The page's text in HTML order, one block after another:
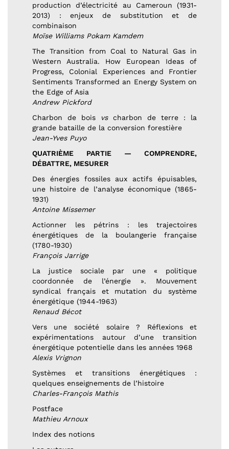
production d’électricité au Cameroun (1931-
2013) : enjeux de substitution et de
combinaison
Moïse Williams Pokam Kamdem
The Transition from Coal to Natural Gas in
Western Australia. How European Ideas of
Progress, Colonial Experiences and Frontier
Sentiments Transformed an Energy System on
the Edge of Asia
Andrew Pickford
Charbon de bois
vscharbon de terre : la
grande bataille de la conversion forestière
Jean-Yves Puyo
QUATRIÈME PARTIE — COMPRENDRE,
DÉBATTRE, MESURER
Des énergies fossiles aux actifs épuisables,
une histoire de l’analyse économique (1865-
1931)
Antoine Missemer
Actionner les pétrins : les trajectoires
énergétiques de la boulangerie française
(1780-1930)
François Jarrige
La justice sociale par une « politique
coordonnée de l’énergie ». Mouvement
syndical français et mutation du système
énergétique (1944-1963)
Renaud Bécot
Vers une société solaire ? Réflexions et
expérimentations autour d’une transition
énergétique potentielle dans les années 1968
Alexis Vrignon
Systèmes et transitions énergétiques :
quelques enseignements de l’histoire
Charles-François Mathis
Postface
Mathieu Arnoux
Index des notions